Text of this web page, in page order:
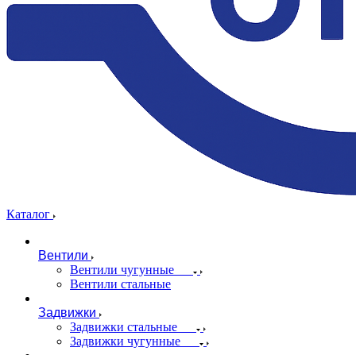
Каталог
Вентили
Вентили чугунные
Вентили стальные
Задвижки
Задвижки стальные
Задвижки чугунные